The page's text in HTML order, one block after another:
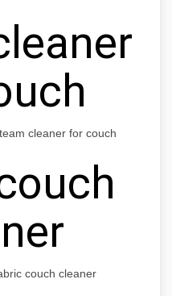
cleaner for couch
couch cleaner